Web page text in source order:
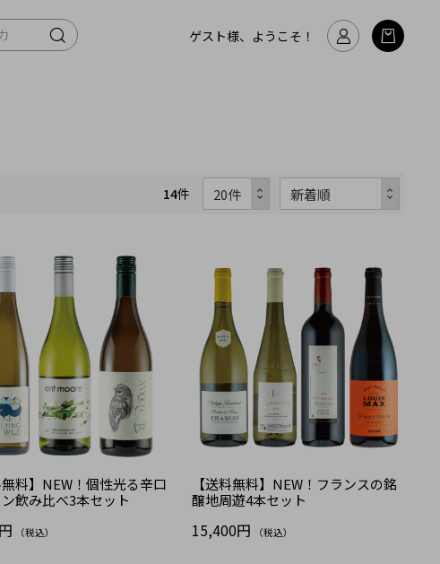
ゲスト様、ようこそ！
14件
無料】NEW！個性光る辛口
飲み比べ3本セット
（税込）
【送料無料】NEW！フランスの銘
醸地周遊4本セット
15,400円 （税込）